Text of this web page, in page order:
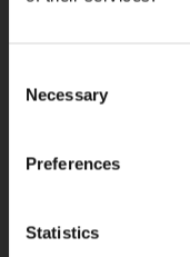
Necessary
Preferences
Statistics